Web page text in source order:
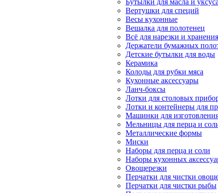
Бутылки для масла и
Вертушки для специй
Весы кухонные
Вешалка для полотенец
Всё для нарезки и
Держатели бумажных
Детские бутылки для воды
Керамика
Колоды для рубки мяса
Кухонные аксессуары
Ланч-боксы
Лотки для столовых
Лотки и контейнеры для
Машинки для
Мельницы для перца и
Металлические формы
Миски
Наборы для перца и соли
Наборы кухонных
Овощерезки
Перчатки для чистки
Перчатки для чистки рыбы